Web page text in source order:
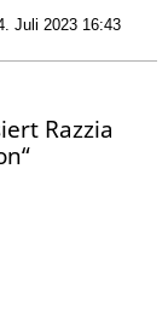
Juli 2023 16:43
Razzia